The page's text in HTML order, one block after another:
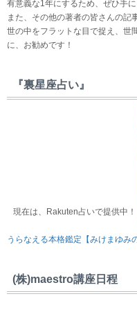
有意義な1年にするため、ぜひ手
また、その他の著者の皆さんの記
世の中をフラットな目で捉え、世
に、お勧めです！
『裏星座占い』
現在は、Rakuten占いで提供中！
うらなえる本格鑑定【みけまゆみ
(株)maestro講座日程